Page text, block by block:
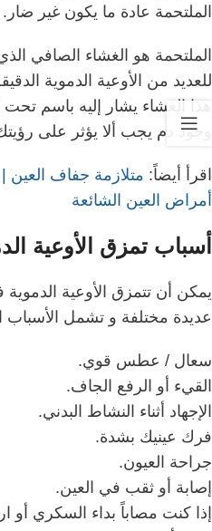
الملتحمة عادة ما يكون غير ضار.
الملتحمة هو الغشاء الصافي
للعديد من الأوعية الدموية
هذا الغشاء يشار إليه باسم تحت
وجود دم يجب ألا يؤثر على
اقرأ أيضاً: متلازمة جفاف
أمراض العين الشائعة
أسباب تمزق الأوعية
يمكن أن تتمزق الأوعية
عديدة مختلفة و تشمل الأسباب
سعال / عطس قوي.
القيء أو الرفع الجاف.
الإجهاد أثناء النشاط البدني.
فرك عينيك بشدة.
جراحة العيون.
إصابة أو ثقب في العين.
إذا كنت مصاباً بداء السكري